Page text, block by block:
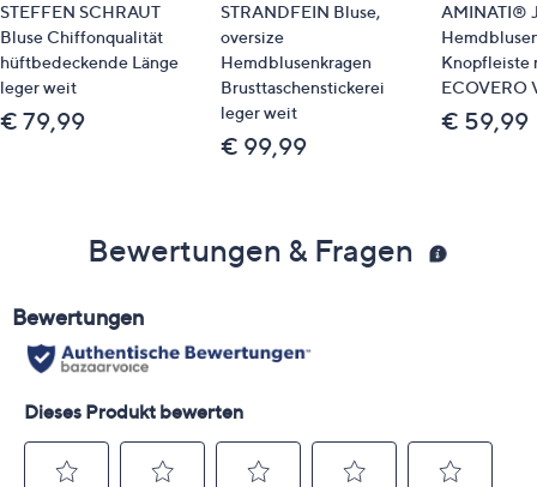
STEFFEN SCHRAUT
Bluse Chiffonqualität
hüftbedeckende Länge
leger weit
€ 79,99
STRANDFEIN Bluse,
oversize
Hemdblusenkragen
Brusttaschenstickerei
leger weit
€ 99,99
AMINATI®
Knopfleiste
ECOVERO
€ 59,99
Bewertungen & Fragen